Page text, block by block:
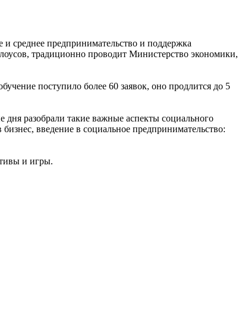
среднее предпринимательство и поддержка
традиционно проводит Министерство экономики,
поступило более 60 заявок, оно продлится до 5
дня разобрали такие важные аспекты социального
введение в социальное предпринимательство:
и игры.